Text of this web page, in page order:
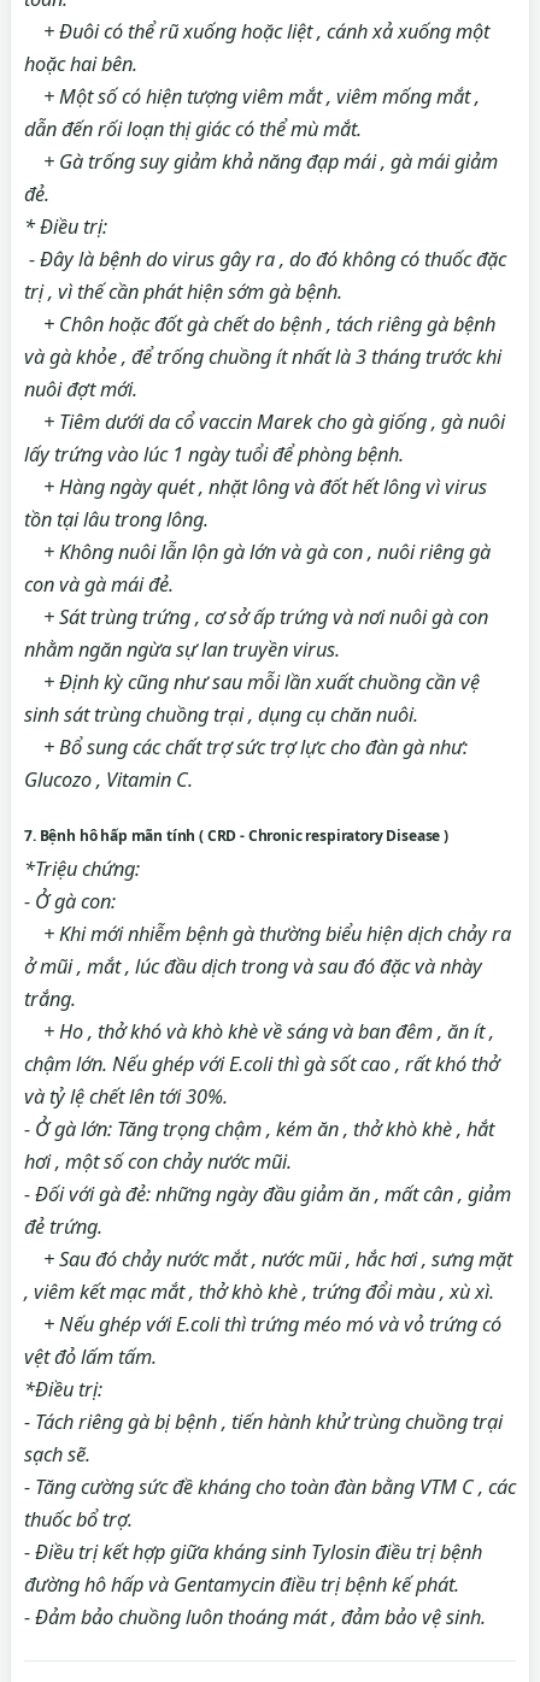
+ Đuôi có thể rũ xuống hoặc liệt , cánh xả xuống một
hoặc hai bên.
+ Một số có hiện tượng viêm mắt , viêm mống mắt ,
dẫn đến rối loạn thị giác có thể mù mắt.
+ Gà trống suy giảm khả năng đạp mái , gà mái giảm
đẻ.
* Điều trị:
- Đây là bệnh do virus gây ra , do đó không có thuốc đặc
trị , vì thế cần phát hiện sớm gà bệnh.
+ Chôn hoặc đốt gà chết do bệnh , tách riêng gà bệnh
và gà khỏe , để trống chuồng ít nhất là 3 tháng trước khi
nuôi đợt mới.
+ Tiêm dưới da cổ vaccin Marek cho gà giống , gà nuôi
lấy trứng vào lúc 1 ngày tuổi để phòng bệnh.
+ Hàng ngày quét , nhặt lông và đốt hết lông vì virus
tồn tại lâu trong lông.
+ Không nuôi lẫn lộn gà lớn và gà con , nuôi riêng gà
con và gà mái đẻ.
+ Sát trùng trứng , cơ sở ấp trứng và nơi nuôi gà con
nhằm ngăn ngừa sự lan truyền virus.
+ Định kỳ cũng như sau mỗi lần xuất chuồng cần vệ
sinh sát trùng chuồng trại , dụng cụ chăn nuôi.
+ Bổ sung các chất trợ sức trợ lực cho đàn gà như:
Glucozo , Vitamin C.
7. Bệnh hô hấp mãn tính ( CRD - Chronic respiratory Disease )
*Triệu chứng:
- Ở gà con:
+ Khi mới nhiễm bệnh gà thường biểu hiện dịch chảy ra
ở mũi , mắt , lúc đầu dịch trong và sau đó đặc và nhày
trắng.
+ Ho , thở khó và khò khè về sáng và ban đêm , ăn ít ,
chậm lớn. Nếu ghép với E.coli thì gà sốt cao , rất khó thở
và tỷ lệ chết lên tới 30%.
- Ở gà lớn: Tăng trọng chậm , kém ăn , thở khò khè , hắt
hơi , một số con chảy nước mũi.
- Đối với gà đẻ: những ngày đầu giảm ăn , mất cân , giảm
đẻ trứng.
+ Sau đó chảy nước mắt , nước mũi , hắc hơi , sưng mặt
, viêm kết mạc mắt , thở khò khè , trứng đổi màu , xù xì.
+ Nếu ghép với E.coli thì trứng méo mó và vỏ trứng có
vệt đỏ lấm tấm.
*Điều trị:
- Tách riêng gà bị bệnh , tiến hành khử trùng chuồng trại
sạch sẽ.
- Tăng cường sức đề kháng cho toàn đàn bằng VTM C , các
thuốc bổ trợ.
- Điều trị kết hợp giữa kháng sinh Tylosin điều trị bệnh
đường hô hấp và Gentamycin điều trị bệnh kế phát.
- Đảm bảo chuồng luôn thoáng mát , đảm bảo vệ sinh.